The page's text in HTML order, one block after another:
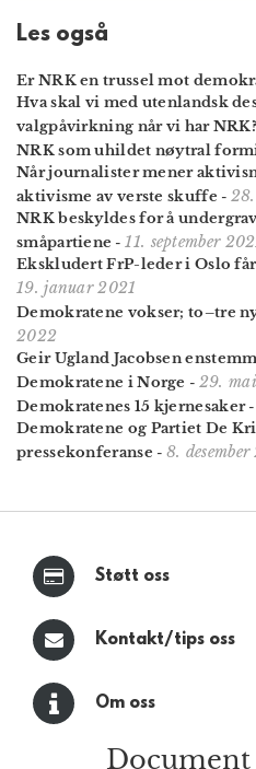
Les også
Er NRK en trussel mot
Hva skal vi med utenlandsk
valgpåvirkning når vi har NRK?
NRK som uhildet nøytral
Når journalister mener
aktivisme av verste skuffe -
NRK beskyldes for å
småpartiene -11. september
Ekskludert FrP-leder i Oslo
19. januar 2021
Demokratene vokser; to–tre
2022
Geir Ugland Jacobsen
Demokratene i Norge - 29.
Demokratenes 15 kjernesaker
Demokratene og Partiet De
pressekonferanse - 8.
Støtt oss
Kontakt/tips oss
Om oss
Document